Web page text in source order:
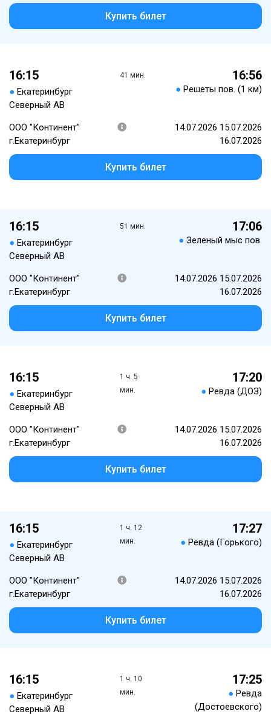
Купить билет
16:15
● Екатеринбург
Северный АВ
41 мин. 16:56
● Решеты пов. (1 км)
ООО "Континент"
г.Екатеринбург
14.07.2026 15.07.2026
16.07.2026
Купить билет
16:15
● Екатеринбург
Северный АВ
51 мин. 17:06
● Зеленый мыс пов.
ООО "Континент"
г.Екатеринбург
14.07.2026 15.07.2026
16.07.2026
Купить билет
16:15
● Екатеринбург
Северный АВ
1 ч. 5
мин.
17:20
● Ревда (ДОЗ)
ООО "Континент"
г.Екатеринбург
14.07.2026 15.07.2026
16.07.2026
Купить билет
16:15
● Екатеринбург
Северный АВ
1 ч. 12
мин.
17:27
● Ревда (Горького)
ООО "Континент"
г.Екатеринбург
14.07.2026 15.07.2026
16.07.2026
Купить билет
16:15
● Екатеринбург
Северный АВ
1 ч. 10
мин.
17:25
● Ревда
(Достоевского)